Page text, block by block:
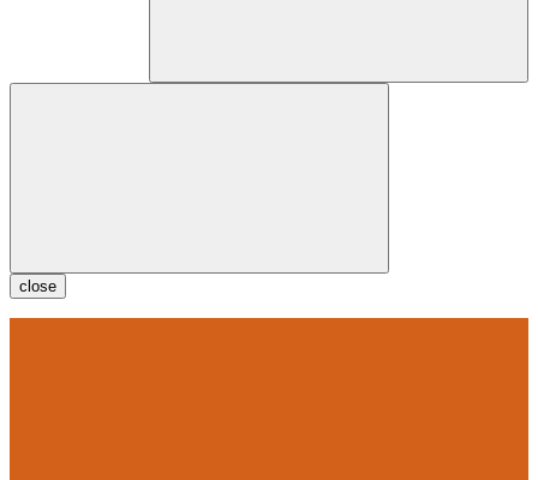
close